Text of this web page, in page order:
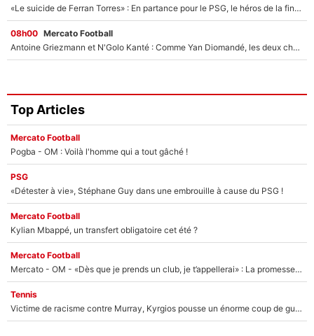
«Le suicide de Ferran Torres» : En partance pour le PSG, le héros de la finale de la Coupe du monde s'attire les foudres de la presse espagnole !
08h00 Mercato Football
Antoine Griezmann et N'Golo Kanté : Comme Yan Diomandé, les deux champions du monde ont refusé de signer au PSG !
Top Articles
Mercato Football
Pogba - OM : Voilà l'homme qui a tout gâché !
PSG
«Détester à vie», Stéphane Guy dans une embrouille à cause du PSG !
Mercato Football
Kylian Mbappé, un transfert obligatoire cet été ?
Mercato Football
Mercato - OM - «Dès que je prends un club, je t’appellerai» : La promesse de Marcelino au moment de claquer la porte
Tennis
Victime de racisme contre Murray, Kyrgios pousse un énorme coup de gueule !